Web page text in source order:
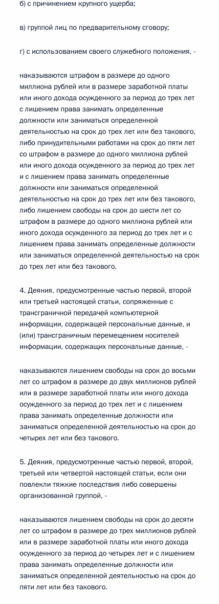
б) с причинением крупного ущерба;
в) группой лиц по предварительному сговору;
г) с использованием своего служебного положения, -
наказываются штрафом в размере до одного
миллиона рублей или в размере заработной платы
или иного дохода осужденного за период до трех лет
с лишением права занимать определенные
должности или заниматься определенной
деятельностью на срок до трех лет или без такового,
либо принудительными работами на срок до пяти лет
со штрафом в размере до одного миллиона рублей
или иного дохода осужденного за период до трех лет
и с лишением права занимать определенные
должности или заниматься определенной
деятельностью на срок до трех лет или без такового,
либо лишением свободы на срок до шести лет со
штрафом в размере до одного миллиона рублей или
иного дохода осужденного за период до трех лет и с
лишением права занимать определенные должности
или заниматься определенной деятельностью на срок
до трех лет или без такового.
4. Деяния, предусмотренные частью первой, второй
или третьей настоящей статьи, сопряженные с
трансграничной передачей компьютерной
информации, содержащей персональные данные, и
(или) трансграничным перемещением носителей
информации, содержащих персональные данные, -
наказываются лишением свободы на срок до восьми
лет со штрафом в размере до двух миллионов рублей
или в размере заработной платы или иного дохода
осужденного за период до трех лет и с лишением
права занимать определенные должности или
заниматься определенной деятельностью на срок до
четырех лет или без такового.
5. Деяния, предусмотренные частью первой, второй,
третьей или четвертой настоящей статьи, если они
повлекли тяжкие последствия либо совершены
организованной группой, -
наказываются лишением свободы на срок до десяти
лет со штрафом в размере до трех миллионов рублей
или в размере заработной платы или иного дохода
осужденного за период до четырех лет и с лишением
права занимать определенные должности или
заниматься определенной деятельностью на срок до
пяти лет или без такового.